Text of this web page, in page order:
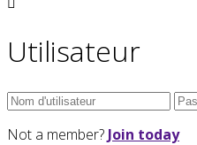
Utilisateur
Not a member? Join today